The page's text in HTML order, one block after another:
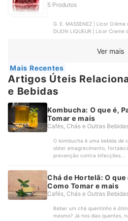
5 Produtos
G. E. MASSENEZ | Licor Crème de Cassis de Dijon, JEAN DE
DIJON LIQUEUR | Licor Creme
Ver mais
Mais Recentes
Artigos Úteis
e Bebidas
Kombucha: O que é,
Tomar e mais
Cafés, Chás e Outras
O kombucha é uma bebida de
obter emagrecimento,
prevenção contra infecções...
Chá de Hortelã: O que
Como Tomar e mais
Cafés, Chás e Outras
Beber um chá quentinho é
mesmo? Já nos dias quentes,